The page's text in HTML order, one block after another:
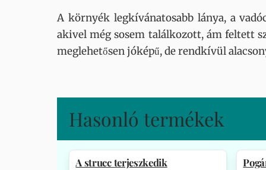
A környék legkívánatosabb lánya, a
akivel még sosem találkozott, ám feltett
meglehetősen jóképű, de rendkívül
Hasonló termékek
A strucc terjeszkedik